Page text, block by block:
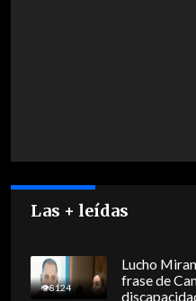
Las + leídas
8124
Lucho
frase de